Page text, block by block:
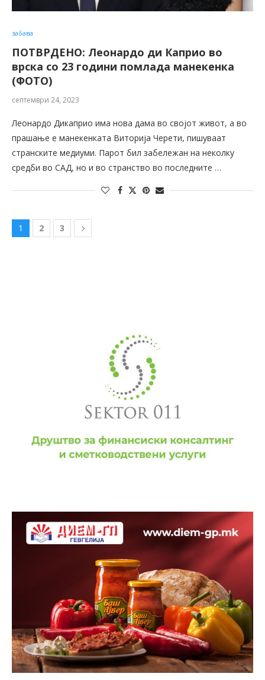
забава
ПОТВРДЕНО: Леонардо ди Каприо во
врска со 23 години помлада манекенка
(ФОТО)
септември 24, 2023
Леонардо Дикаприо има нова дама во својот живот, а во
прашање е манекенката Виторија Черети, пишуваат
странските медиуми. Парот бил забележан на неколку
средби во САД, но и во странство во последните …
1 2 3